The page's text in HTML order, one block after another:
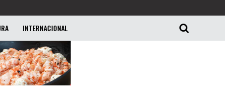
INTERNACIONAL